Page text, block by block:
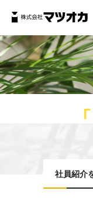
社員紹介